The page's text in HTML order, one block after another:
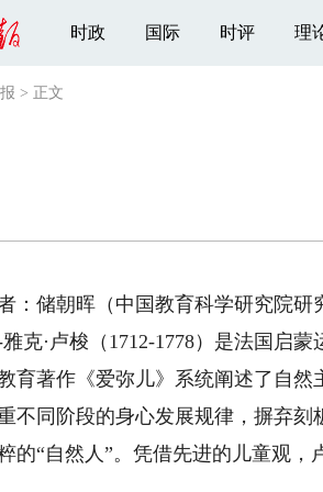
时政 国际 时评 理
> 正文
储朝晖（中国教育科学研究院研
·卢梭（1712-1778）是法国启蒙
育著作《爱弥儿》系统阐述了自
不同阶段的身心发展规律，摒弃
的“自然人”。凭借先进的儿童观